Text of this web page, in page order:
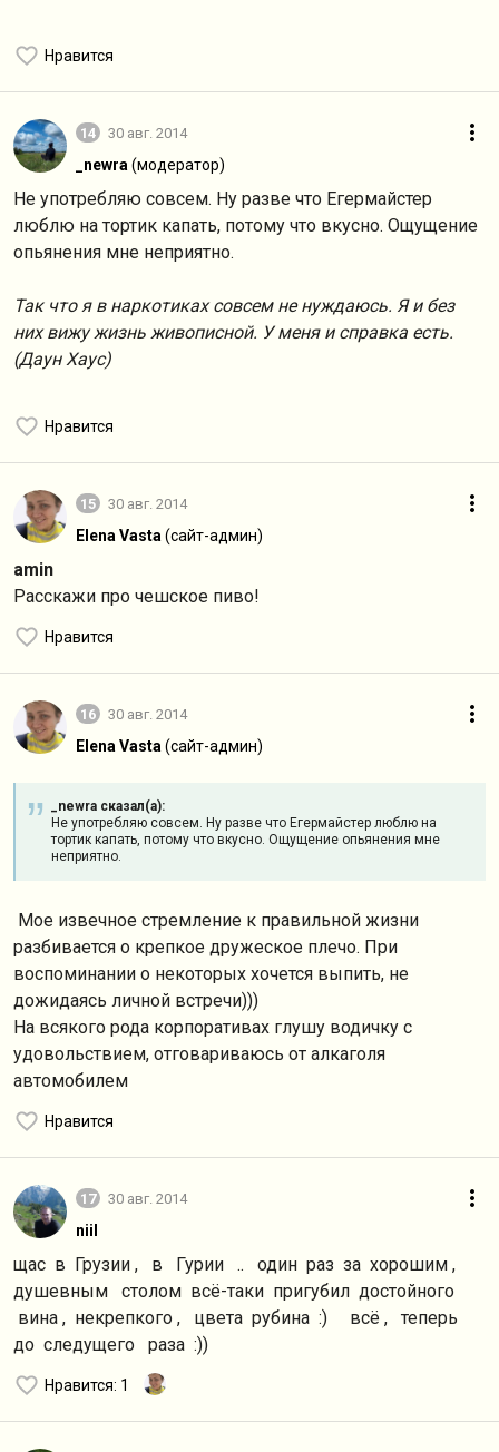
Нравится
14 30 авг. 2014
_newra (модератор)
Не употребляю совсем. Ну разве что Егермайстер
люблю на тортик капать, потому что вкусно. Ощущение
опьянения мне неприятно.
Так что я в наркотиках совсем не нуждаюсь. Я и без
них вижу жизнь живописной. У меня и справка есть.
(Даун Хаус)
Нравится
15 30 авг. 2014
Elena Vasta (сайт-админ)
amin
Расскажи про чешское пиво!
Нравится
16 30 авг. 2014
Elena Vasta (сайт-админ)
_newra сказал(а):
Не употребляю совсем. Ну разве что Егермайстер люблю на
тортик капать, потому что вкусно. Ощущение опьянения мне
неприятно.
Мое извечное стремление к правильной жизни
разбивается о крепкое дружеское плечо. При
воспоминании о некоторых хочется выпить, не
дожидаясь личной встречи)))
На всякого рода корпоративах глушу водичку с
удовольствием, отговариваюсь от алкаголя
автомобилем
Нравится
17 30 авг. 2014
niil
щас в Грузии , в Гурии .. один раз за хорошим ,
душевным столом всё-таки пригубил достойного
вина , некрепкого , цвета рубина :) всё , теперь
до следущего раза :))
Нравится: 1